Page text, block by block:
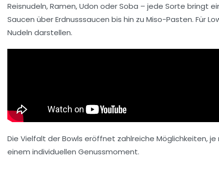
Reisnudeln, Ramen, Udon oder Soba – jede Sorte bringt
Saucen über Erdnusssaucen bis hin zu Miso-Pasten. Für
Nudeln darstellen.
Die Vielfalt der Bowls eröffnet zahlreiche Möglichkeiten,
einem individuellen Genussmoment.